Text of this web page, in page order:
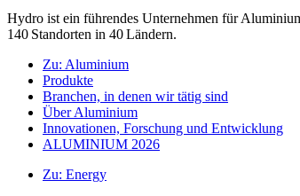
Hydro ist ein führendes Unternehmen für
140 Standorten in 40 Ländern.
Zu: Aluminium
Produkte
Branchen, in denen wir tätig sind
Über Aluminium
Innovationen, Forschung und Entwicklung
ALUMINIUM 2026
Zu: Energy